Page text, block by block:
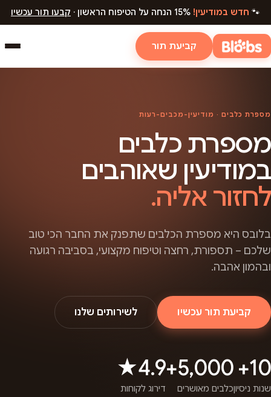
🐾 חדש במודיעין! קבעו תור עכשיו
קביעת תור
מספרת כלבים · מודיעין-מכבים-רעות
מספרת כלבים
במודיעין שאוהבים
לחזור אליה.
בלובס היא מספרת הכלבים שתפנק את החבר הכי טוב
שלכם – תספורת, רחצה וטיפוח מקצועי, בסביבה רגועה
ובהמון אהבה.
קביעת תור עכשיו לשירותים שלנו
10+
שנות ניסיון
5,000+
כלבים מאושרים
4.9★
דירוג לקוחות